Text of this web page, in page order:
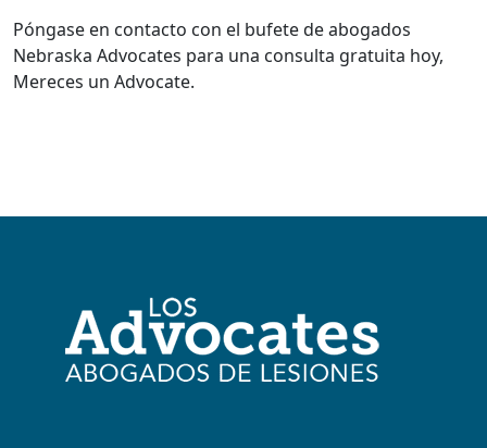
Póngase en contacto con el bufete de abogados
Nebraska Advocates para una consulta gratuita hoy,
Mereces un Advocate.